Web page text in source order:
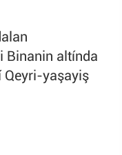
Binanin altínda
Qeyri-yaşayiş